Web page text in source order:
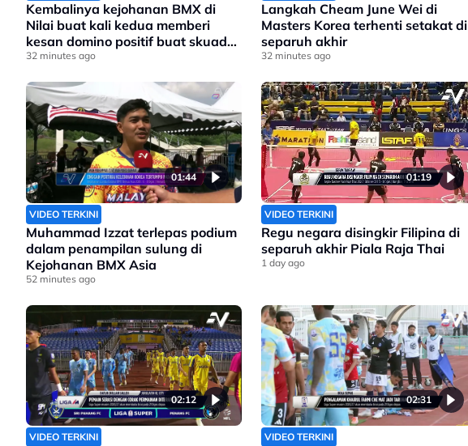
Kembalinya kejohanan BMX di
Nilai buat kali kedua memberi
kesan domino positif buat skuad
negara
32 minutes ago
Langkah Cheam June Wei di
Masters Korea terhenti setakat di
separuh akhir
32 minutes ago
01:44
VIDEO TERKINI
Muhammad Izzat terlepas podium
dalam penampilan sulung di
Kejohanan BMX Asia
52 minutes ago
01:19
VIDEO TERKINI
Regu negara disingkir Filipina di
separuh akhir Piala Raja Thai
1 day ago
02:12
VIDEO TERKINI
02:31
VIDEO TERKINI